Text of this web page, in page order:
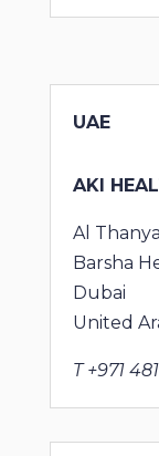
UAE
AKI
Al
Barsha
Dubai
United
T +971